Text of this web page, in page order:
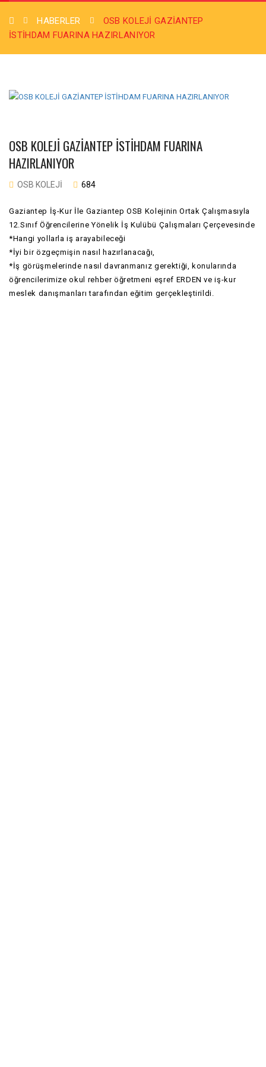
HABERLER
OSB KOLEJİ GAZİANTEP
İSTİHDAM FUARINA HAZIRLANIYOR
OSB KOLEJİ GAZİANTEP İSTİHDAM FUARINA
HAZIRLANIYOR
OSB KOLEJI 684
Gaziantep İş-Kur İle Gaziantep OSB Kolejinin Ortak Çalışmasıyla
12.Sınıf Öğrencilerine Yönelik İş Kulübü Çalışmaları Çerçevesinde
*Hangi yollarla iş arayabileceği
*İyi bir özgeçmişin nasıl hazırlanacağı,
*İş görüşmelerinde nasıl davranmanız gerektiği, konularında
öğrencilerimize okul rehber öğretmeni eşref ERDEN ve iş-kur
meslek danışmanları tarafından eğitim gerçekleştirildi.